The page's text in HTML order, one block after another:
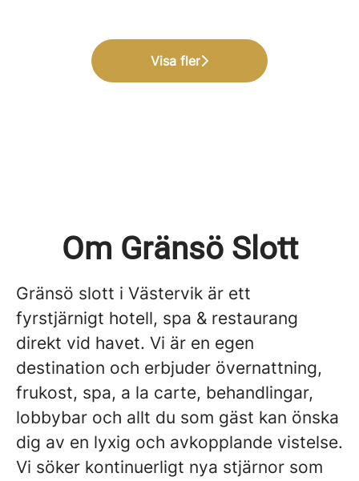
Visa fler
Om Gränsö Slott
Gränsö slott i Västervik är ett
fyrstjärnigt hotell, spa & restaurang
direkt vid havet. Vi är en egen
destination och erbjuder övernattning,
frukost, spa, a la carte, behandlingar,
lobbybar och allt du som gäst kan önska
dig av en lyxig och avkopplande vistelse.
Vi söker kontinuerligt nya stjärnor som